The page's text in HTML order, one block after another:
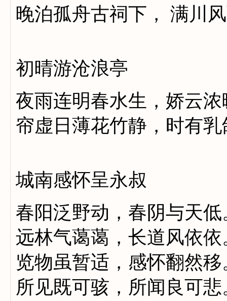
晚泊孤舟古祠下， 满川
初晴游沧浪亭
夜雨连明春水生，娇云
帘虚日薄花竹静，时有
城南感怀呈永叔
春阳泛野动，春阴与天低
远林气蔼蔼，长道风依依
览物虽暂适，感怀翻然移
所见既可骇，所闻良可悲